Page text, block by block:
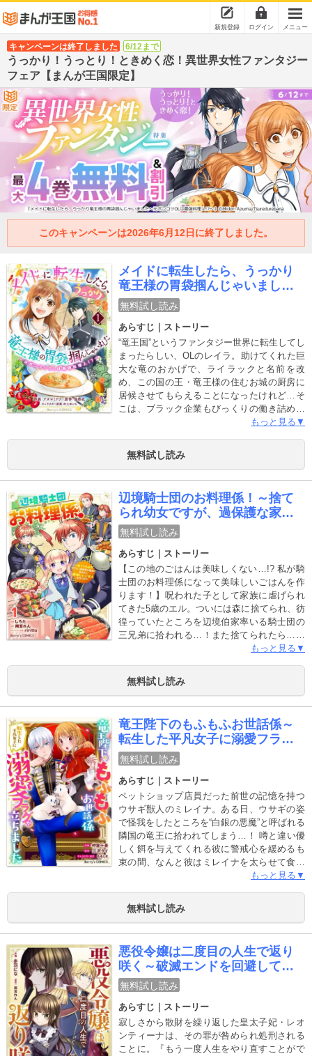
新規登録 ログイン メニュー
キャンペーンは終了しました 6/12まで
うっかり！うっとり！ときめく恋！異世界女性ファンタジー
フェア【まんが王国限定】
このキャンペーンは2026年6月12日に終了しました。
メイドに転生したら、うっかり
竜王様の胃袋掴んじゃいました
～元ポンコツOLは最強料理人!?
～
無料試し読み
あらすじ｜ストーリー
“竜王国”というファンタジー世界に転生してし
まったらしい、OLのレイラ。助けてくれた巨
大な竜のおかげで、ライラックと名前を改
め、この国の王・竜王様の住むお城の厨房に
居候させてもらえることになったけれど…そ
こは、ブラック企業もびっくりの働き詰め体
制！現代日本の家庭料理知識で、賄い係に昇
厨房の働き方改革を決行！ そんな中、賄い用
のお味噌汁が、冷酷と名高い竜王様の元へ手
日味噌汁を作ってくれ」と頼まれて――？
元・平凡OLが、ほっこり料理でクールな竜王
様のお気に入りに！ 魅惑のあったかご飯ファ
ンタジー、どうぞご賞味あれ♪(この作品は電
子コミック誌Berry’s Fantasy Vol. 22・23・
24・26・27に収録されています。重複購入に
ご注意ください)
もっと見る▼
無料試し読み
辺境騎士団のお料理係！～捨て
られ幼女ですが、過保護な家族
に拾われて美味しいごはんを作
ります～
無料試し読み
あらすじ｜ストーリー
【この地のごはんは美味しくない…!? 私が騎
士団のお料理係になって美味しいごはんを作
ります！】呪われた子として家族に虐げられ
てきた5歳のエル。ついには森に捨てられ、彷
徨っていたところを辺境伯家率いる騎士団の
三兄弟に拾われる…！また捨てられたら…と
怯えるエルだけど、辺境伯家は「うちの子に
みんなに可愛がられ、幸せいっぱいの毎日が
訪れた…はずが、前世で小料理屋を営んでい
美味しくないっ…！』辺境の地で美味しいご
はんを作るため、騎士団のお料理係になるこ
とにしたエル…！すると、その味はみんなか
ら大絶賛で――!? 前世の知識×精霊の加護を
使って、辺境の地で大奮闘！愛され幼女の異
世界お料理ファンタジー！（この作品は電子
コミック誌Berry’s Fantasy Vol.71・72・74・
75・76に収録されています。重複購入にご注
意ください）
もっと見る▼
無料試し読み
竜王陛下のもふもふお世話係～
転生した平凡女子に溺愛フラグ
が立ちました～
無料試し読み
あらすじ｜ストーリー
ペットショップ店員だった前世の記憶を持つ
ウサギ獣人のミレイナ。ある日、ウサギの姿
で怪我をしたところを“白銀の悪魔”と呼ばれる
隣国の竜王に拾われてしまう…！ 噂と違い優
しく餌を与えてくれる彼に警戒心を緩めるも
束の間、なんと彼はミレイナを太らせて食べ
ると言っていて!? 「食べられたくない！」と
やいかに――！ 無類のもふもふ好き竜王・ジ
ェラール×ウサギ獣人・ミレイナのちょっぴり
に収録されています。重複購入にご注意くだ
さい)
もっと見る▼
無料試し読み
悪役令嬢は二度目の人生で返り
咲く～破滅エンドを回避して、
恋も帝位もいただきます～
無料試し読み
あらすじ｜ストーリー
寂しさから散財を繰り返した皇太子妃・レオ
ンティーナは、その罪が咎められ処刑される
ことに。『もう一度人生をやり直すことがで